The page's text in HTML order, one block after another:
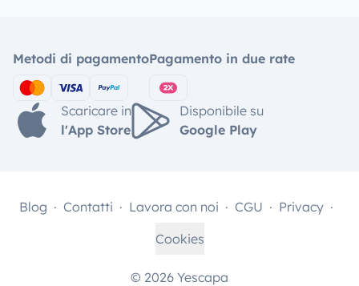
Metodi di pagamentoPagamento in due rate
Scaricare in
l'App Store
Disponibile su
Google Play
© 2026 Yescapa
Blog Contatti Lavora con noi CGU
Privacy
Cookies